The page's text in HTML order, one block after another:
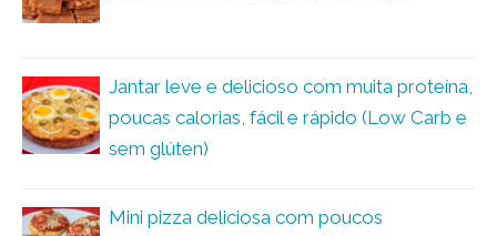
Jantar leve e delicioso com muita proteína,
poucas calorias, fácil e rápido (Low Carb e
sem glúten)
Mini pizza deliciosa com poucos